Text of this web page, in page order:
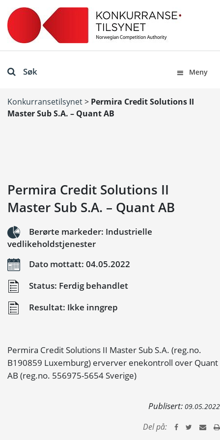
Søk Meny
Konkurransetilsynet> Permira Credit Solutions II
Master Sub S.A. – Quant AB
Permira Credit Solutions II
Master Sub S.A. – Quant AB
Berørte markeder: Industrielle
vedlikeholdstjenester
Dato mottatt: 04.05.2022
Status: Ferdig behandlet
Resultat: Ikke inngrep
Permira Credit Solutions II Master Sub S.A. (reg.no.
B190859 Luxemburg) erverver enekontroll over Quant
AB (reg.no. 556975-5654 Sverige)
Publisert: 09.05.2022
Del på: